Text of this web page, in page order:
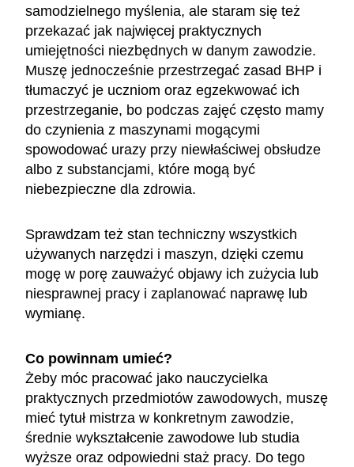
samodzielnego myślenia, ale staram się też
przekazać jak najwięcej praktycznych
umiejętności niezbędnych w danym zawodzie.
Muszę jednocześnie przestrzegać zasad BHP i
tłumaczyć je uczniom oraz egzekwować ich
przestrzeganie, bo podczas zajęć często mamy
do czynienia z maszynami mogącymi
spowodować urazy przy niewłaściwej obsłudze
albo z substancjami, które mogą być
niebezpieczne dla zdrowia.
Sprawdzam też stan techniczny wszystkich
używanych narzędzi i maszyn, dzięki czemu
mogę w porę zauważyć objawy ich zużycia lub
niesprawnej pracy i zaplanować naprawę lub
wymianę.
Co powinnam umieć?
Żeby móc pracować jako nauczycielka
praktycznych przedmiotów zawodowych, muszę
mieć tytuł mistrza w konkretnym zawodzie,
średnie wykształcenie zawodowe lub studia
wyższe oraz odpowiedni staż pracy. Do tego